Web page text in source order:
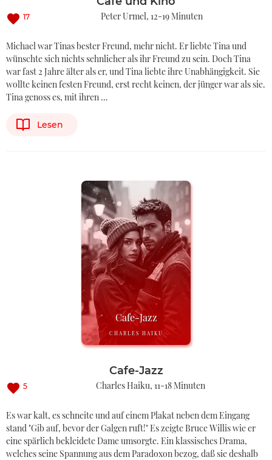
17 Peter Urmel 12-19 Minuten
Michael war Tinas bester Freund, mehr nicht. Er liebte Tina und
wünschte sich nichts sehnlicher als ihr Freund zu sein. Doch Tina
war fast 2 Jahre älter als er, und Tina liebte ihre Unabhängigkeit. Sie
wollte keinen festen Freund, erst recht keinen, der jünger war als sie.
Tina genoss es, mit ihren …
Lesen
Cafe-Jazz
CHARLES HAIKU
Cafe-Jazz
5 Charles Haiku 11-18 Minuten
Es war kalt, es schneite und auf einem Plakat neben dem Eingang
stand "Gib auf, bevor der Galgen ruft!" Es zeigte Bruce Willis wie er
eine spärlich bekleidete Dame umsorgte. Ein klassisches Drama,
welches seine Spannung aus dem Paradoxon bezog, daß sie deshalb